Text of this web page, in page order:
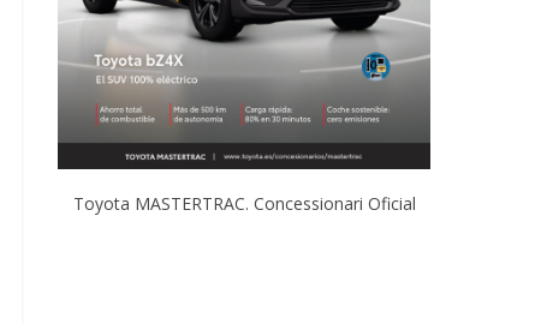
Toyota MASTERTRAC. Concessionari Oficial